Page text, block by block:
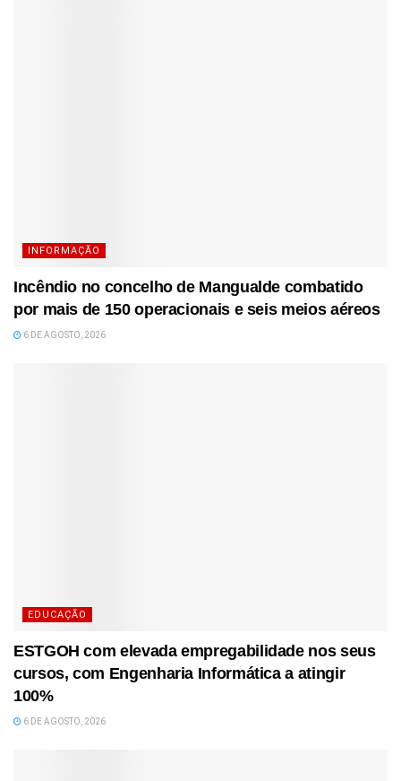
INFORMAÇÃO
Incêndio no concelho de Mangualde combatido
por mais de 150 operacionais e seis meios aéreos
6 DE AGOSTO, 2026
EDUCAÇÃO
ESTGOH com elevada empregabilidade nos seus
cursos, com Engenharia Informática a atingir
100%
6 DE AGOSTO, 2026